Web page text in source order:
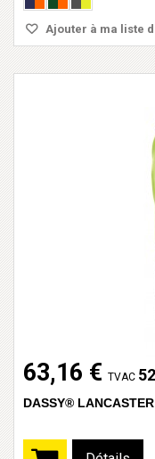
Ajouter à ma liste
63,16 € TVAC
DASSY®